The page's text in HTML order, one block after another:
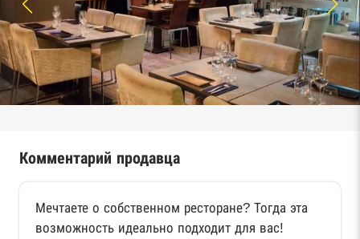
Комментарий продавца
Мечтаете о собственном ресторане? Тогда эта
возможность идеально подходит для вас!